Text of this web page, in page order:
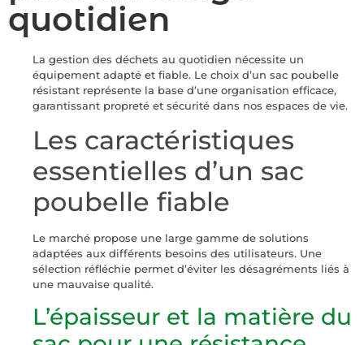
quotidien
La gestion des déchets au quotidien nécessite un
équipement adapté et fiable. Le choix d’un sac poubelle
résistant représente la base d’une organisation efficace,
garantissant propreté et sécurité dans nos espaces de vie.
Les caractéristiques
essentielles d’un sac
poubelle fiable
Le marché propose une large gamme de solutions
adaptées aux différents besoins des utilisateurs. Une
sélection réfléchie permet d’éviter les désagréments liés à
une mauvaise qualité.
L’épaisseur et la matière du